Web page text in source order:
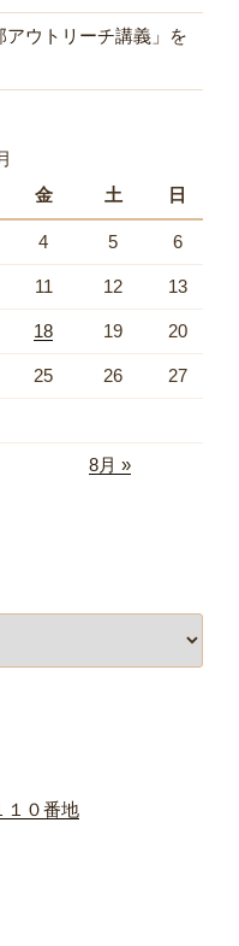
ウトリーチ講義」を
金 土 日
4 5 6
11 12 13
18 19 20
25 26 27
8月 »
１０番地